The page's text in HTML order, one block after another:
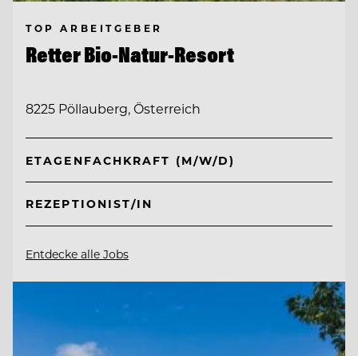
TOP ARBEITGEBER
Retter Bio-Natur-Resort
8225 Pöllauberg, Österreich
ETAGENFACHKRAFT (M/W/D)
REZEPTIONIST/IN
Entdecke alle Jobs